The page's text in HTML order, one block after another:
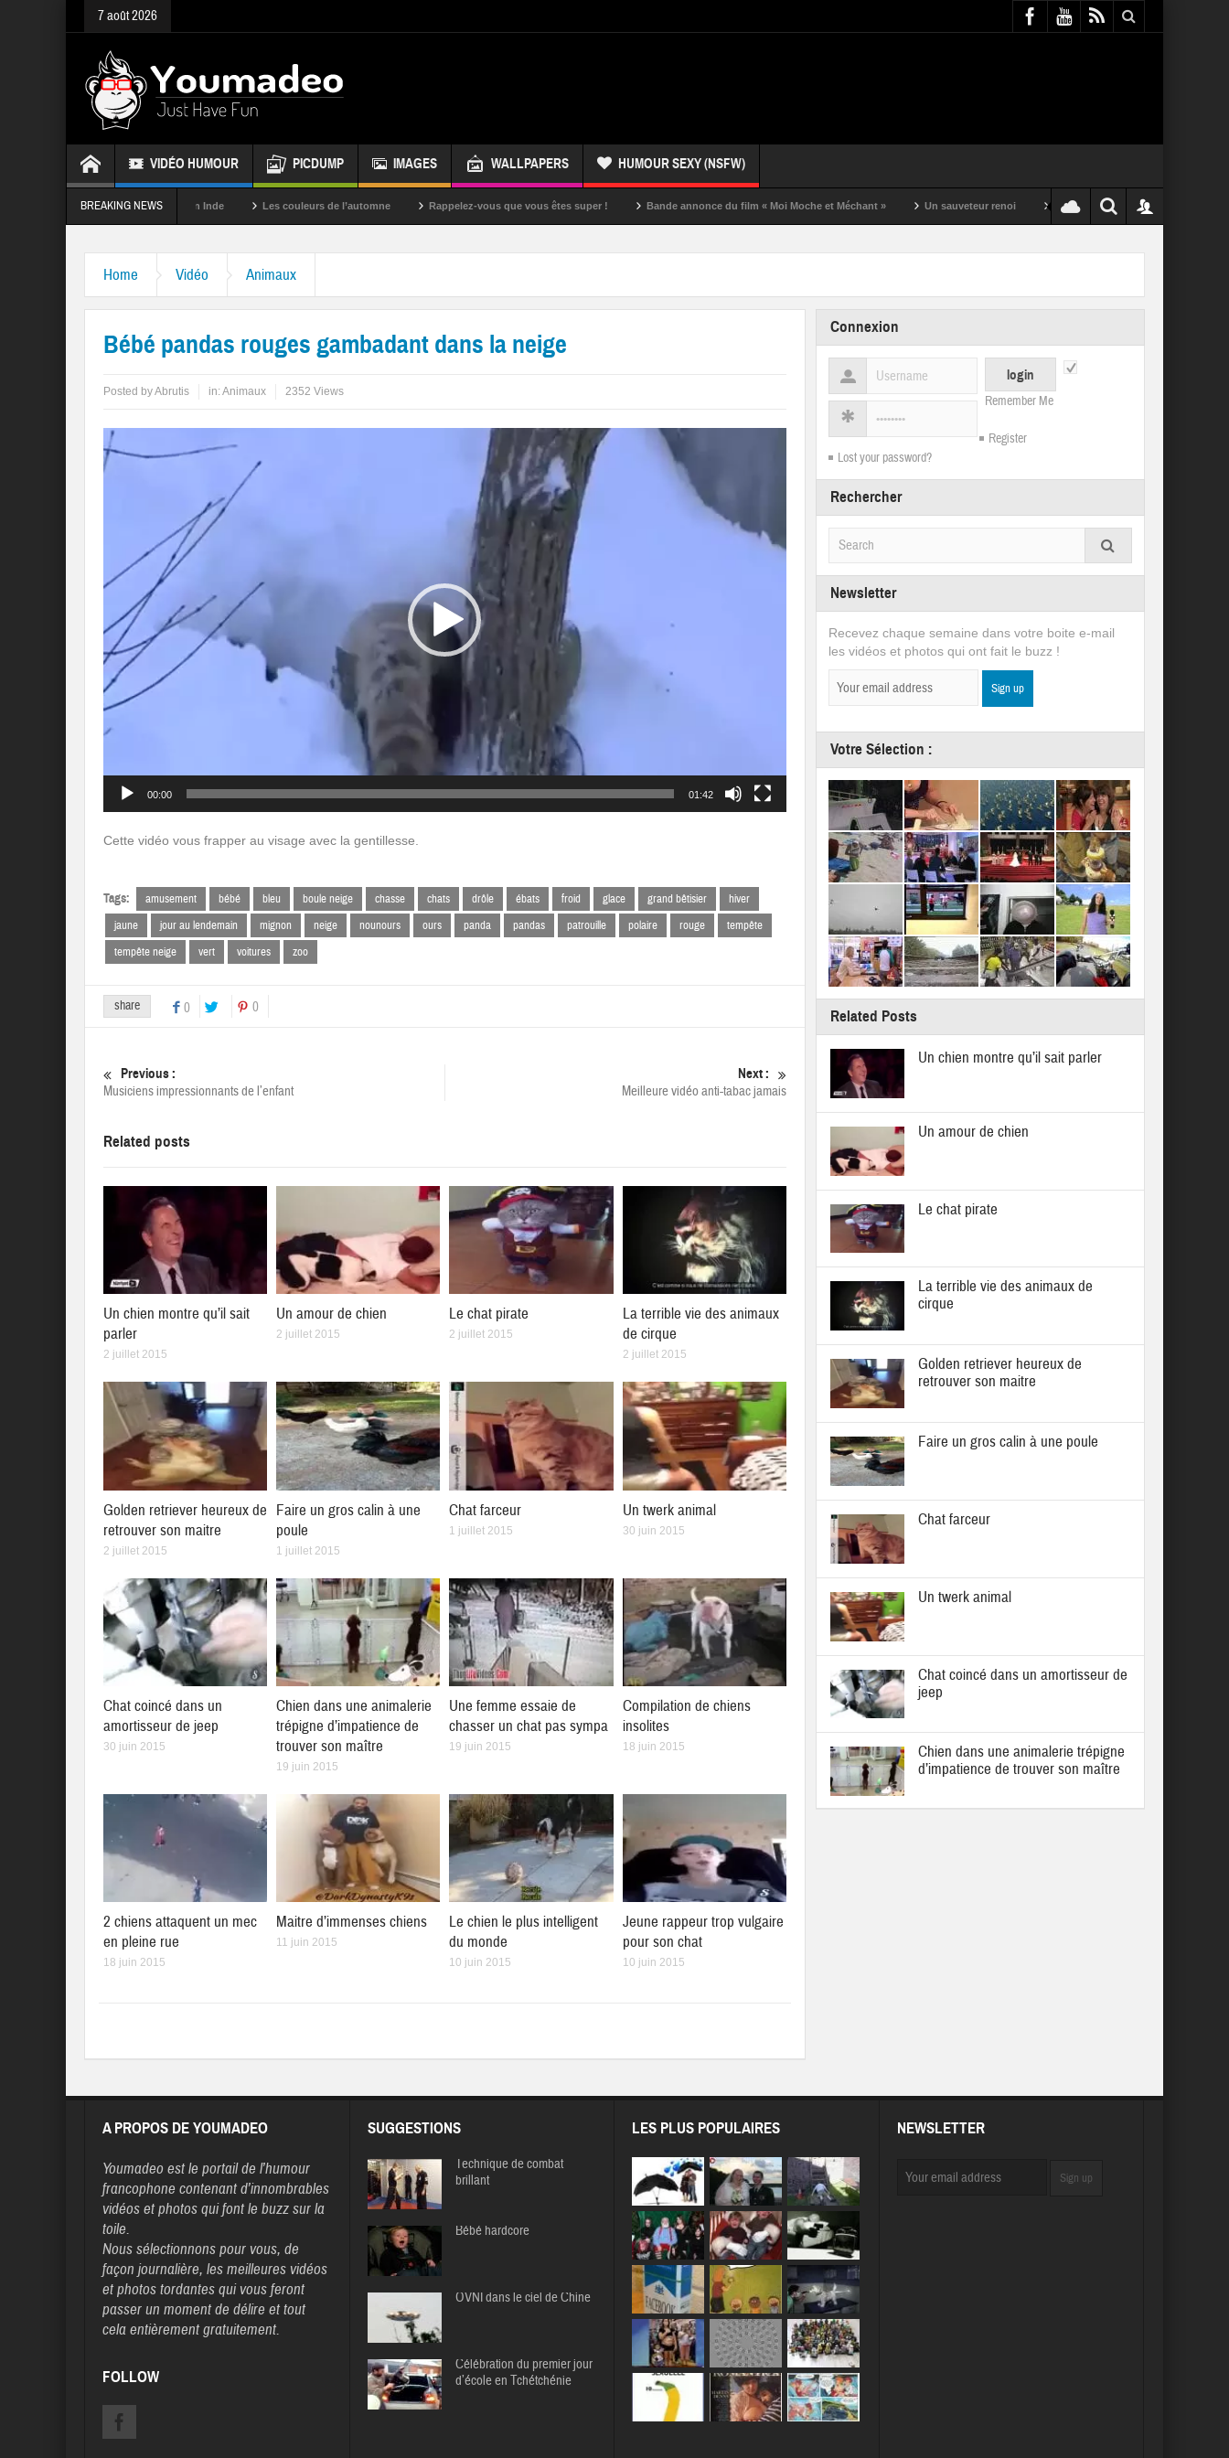
7 août 2026
VIDÉO HUMOUR PICDUMP IMAGES WALLPAPERS HUMOUR SEXY (NSFW)
BREAKING NEWS
La fête des couleurs en Inde Les couleurs de l’automne Rappelez-vous que vous êtes super ! Bande annonce du film « Moi Moche et Méchant » Un sauveteur renoi Un puching ball pas comme les autres
Home Vidéo Animaux
Bébé pandas rouges gambadant dans la neige
Posted byAbrutis in:Animaux 2352 Views
Lecteur
vidéo
00:00 01:42
Cette vidéo vous frapper au visage avec la gentillesse.
Tags: amusement bébé bleu boule neige chasse chats drôle ébats froid glace grand bêtisier
hiver
jaune
jour au lendemain mignon neige nounours ours panda pandas patrouille polaire rouge
tempête
tempête neige
vert voitures zoo
share 0 0
Previous :
Musiciens impressionnants de l’enfant
Next :
Meilleure vidéo anti-tabac jamais
Related posts
Un chien montre qu’il sait
parler
2 juillet 2015
Un amour de chien
2 juillet 2015
Le chat pirate
2 juillet 2015
La terrible vie des animaux
de cirque
2 juillet 2015
Golden retriever heureux de
retrouver son maitre
2 juillet 2015
Faire un gros calin à une
poule
1 juillet 2015
Chat farceur
1 juillet 2015
Un twerk animal
30 juin 2015
Chat coincé dans un
amortisseur de jeep
30 juin 2015
Chien dans une animalerie
trépigne d’impatience de
trouver son maître
19 juin 2015
Une femme essaie de
chasser un chat pas sympa
19 juin 2015
Compilation de chiens
insolites
18 juin 2015
2 chiens attaquent un mec
en pleine rue
18 juin 2015
Maitre d’immenses chiens
11 juin 2015
Le chien le plus intelligent
du monde
10 juin 2015
Jeune rappeur trop vulgaire
pour son chat
10 juin 2015
Connexion
Remember Me
Register
Lost your password?
Rechercher
Newsletter
Recevez chaque semaine dans votre boite e-mail
les vidéos et photos qui ont fait le buzz !
Votre Sélection :
Related Posts
Un chien montre qu’il sait parler
Un amour de chien
Le chat pirate
La terrible vie des animaux de
cirque
Golden retriever heureux de
retrouver son maitre
Faire un gros calin à une poule
Chat farceur
Un twerk animal
Chat coincé dans un amortisseur de
jeep
Chien dans une animalerie trépigne
d’impatience de trouver son maître
A PROPOS DE YOUMADEO
Youmadeo est le portail de l’humour
francophone contenant d’innombrables
vidéos et photos qui font le buzz sur la
toile.
Nous sélectionnons pour vous, de
façon journalière, les meilleures vidéos
et photos tordantes qui vous feront
passer un moment de délire et tout
cela entièrement gratuitement.
FOLLOW
SUGGESTIONS
Technique de combat
brillant
Bébé hardcore
OVNI dans le ciel de Chine
Célébration du premier jour
d’école en Tchétchénie
LES PLUS POPULAIRES NEWSLETTER